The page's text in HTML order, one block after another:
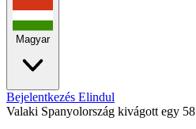
Magyar
Bejelentkezés Elindul
Valaki Spanyolország kivágott egy